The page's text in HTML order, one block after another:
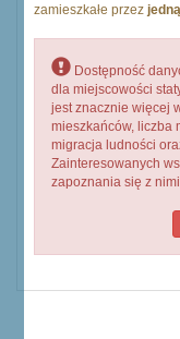
zamieszkałe przez
Dostępność
dla miejscowości
jest znacznie więcej
mieszkańców, liczba
migracja ludności
Zainteresowanych
zapoznania się z